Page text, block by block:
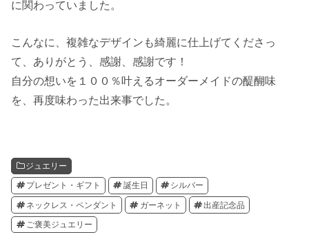
に関わっていました。
こんなに、複雑なデザインも綺麗に仕上げてくださっ
て、ありがとう、感謝、感謝です！
自分の想いを１００％叶えるオーダーメイドの醍醐味
を、再度味わった出来事でした。
ジュエリー
プレゼント・ギフト 誕生日 シルバー
ネックレス・ペンダント ガーネット 出産記念品
ご褒美ジュエリー